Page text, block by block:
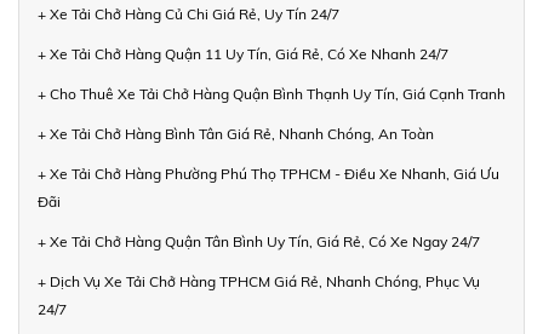
+ Xe Tải Chở Hàng Củ Chi Giá Rẻ, Uy Tín 24/7
+ Xe Tải Chở Hàng Quận 11 Uy Tín, Giá Rẻ, Có Xe Nhanh 24/7
+ Cho Thuê Xe Tải Chở Hàng Quận Bình Thạnh Uy Tín, Giá Cạnh Tranh
+ Xe Tải Chở Hàng Bình Tân Giá Rẻ, Nhanh Chóng, An Toàn
+ Xe Tải Chở Hàng Phường Phú Thọ TPHCM - Điều Xe Nhanh, Giá Ưu
Đãi
+ Xe Tải Chở Hàng Quận Tân Bình Uy Tín, Giá Rẻ, Có Xe Ngay 24/7
+ Dịch Vụ Xe Tải Chở Hàng TPHCM Giá Rẻ, Nhanh Chóng, Phục Vụ
24/7